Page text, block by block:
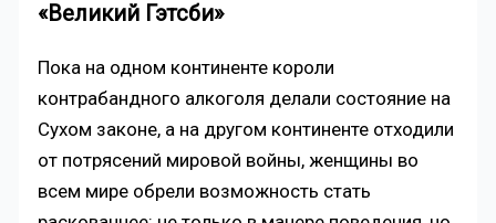
«Великий Гэтсби»
Пока на одном континенте короли
контрабандного алкоголя делали состояние на
Сухом законе, а на другом континенте отходили
от потрясений мировой войны, женщины во
всем мире обрели возможность стать